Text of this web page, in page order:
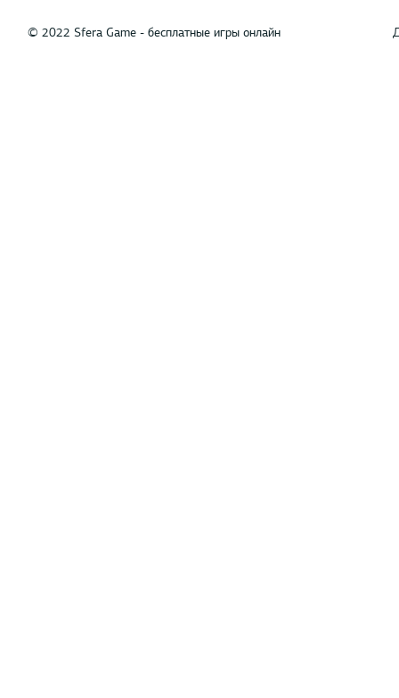
© 2022 Sfera Game - бесплатные игры онлайн